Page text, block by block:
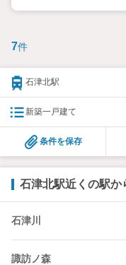
7件
石津北駅
新築一戸建て
条件を保存
石津北駅近くの駅か
石津川
諏訪ノ森